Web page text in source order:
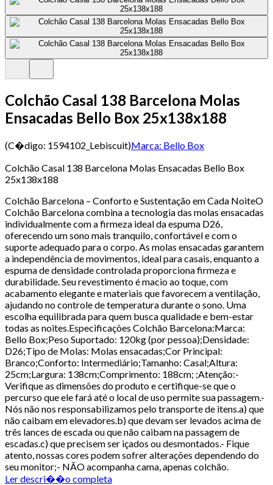
Colchão Casal 138 Barcelona Molas
Ensacadas Bello Box 25x138x188
(C�digo: 1594102_Lebiscuit)Marca: Bello Box
Colchão Casal 138 Barcelona Molas Ensacadas Bello Box
25x138x188
Colchão Barcelona – Conforto e Sustentação em Cada NoiteO
Colchão Barcelona combina a tecnologia das molas ensacadas
individualmente com a firmeza ideal da espuma D26,
oferecendo um sono mais tranquilo, confortável e com o
suporte adequado para o corpo. As molas ensacadas garantem
a independência de movimentos, ideal para casais, enquanto a
espuma de densidade controlada proporciona firmeza e
durabilidade. Seu revestimento é macio ao toque, com
acabamento elegante e materiais que favorecem a ventilação,
ajudando no controle de temperatura durante o sono. Uma
escolha equilibrada para quem busca qualidade e bem-estar
todas as noites.Especificações Colchão Barcelona:Marca:
Bello Box;Peso Suportado: 120kg (por pessoa);Densidade:
D26;Tipo de Molas: Molas ensacadas;Cor Principal:
Branco;Conforto: Intermediário;Tamanho: Casal;Altura:
25cm;Largura: 138cm;Comprimento: 188cm; ;Atenção:-
Verifique as dimensões do produto e certifique-se que o
percurso que ele fará até o local de uso permite sua passagem.-
Nós não nos responsabilizamos pelo transporte de itens.a) que
não caibam em elevadores.b) que devam ser levados acima de
três lances de escada ou que não caibam na passagem de
escadas.c) que precisem ser içados ou desmontados.- Fique
atento, nossas cores podem sofrer alterações dependendo do
seu monitor;- NÃO acompanha cama, apenas colchão.
Ler descri��o completa